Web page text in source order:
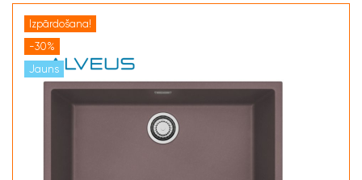
Izpārdošana!
-30%
Jauns